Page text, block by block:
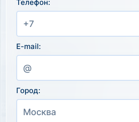
Телефон:
E-mail:
Город: